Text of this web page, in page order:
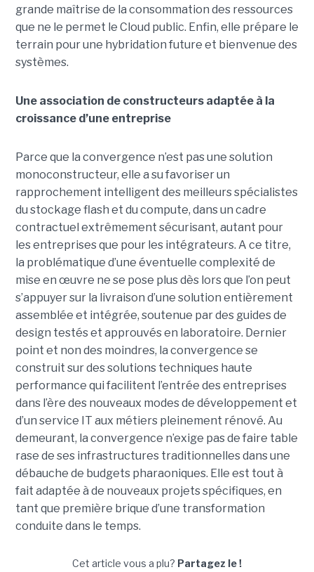
grande maîtrise de la consommation des ressources
que ne le permet le Cloud public. Enfin, elle prépare le
terrain pour une hybridation future et bienvenue des
systèmes.
Une association de constructeurs adaptée à la
croissance d’une entreprise
Parce que la convergence n’est pas une solution
monoconstructeur, elle a su favoriser un
rapprochement intelligent des meilleurs spécialistes
du stockage flash et du compute, dans un cadre
contractuel extrêmement sécurisant, autant pour
les entreprises que pour les intégrateurs. A ce titre,
la problématique d’une éventuelle complexité de
mise en œuvre ne se pose plus dès lors que l’on peut
s’appuyer sur la livraison d’une solution entièrement
assemblée et intégrée, soutenue par des guides de
design testés et approuvés en laboratoire. Dernier
point et non des moindres, la convergence se
construit sur des solutions techniques haute
performance qui facilitent l’entrée des entreprises
dans l’ère des nouveaux modes de développement et
d’un service IT aux métiers pleinement rénové. Au
demeurant, la convergence n’exige pas de faire table
rase de ses infrastructures traditionnelles dans une
débauche de budgets pharaoniques. Elle est tout à
fait adaptée à de nouveaux projets spécifiques, en
tant que première brique d’une transformation
conduite dans le temps.
Cet article vous a plu? Partagez le !